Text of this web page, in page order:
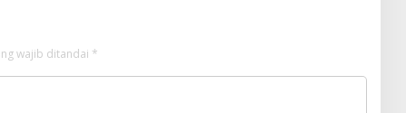
wajib ditandai *